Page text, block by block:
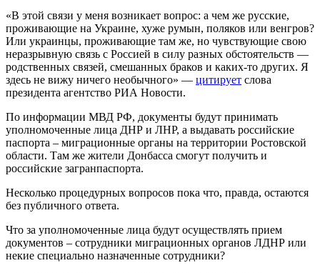
«В этой связи у меня возникает вопрос: а чем же русские,
проживающие на Украине, хуже румын, поляков или венгров?
Или украинцы, проживающие там же, но чувствующие свою
неразрывную связь с Россией в силу разных обстоятельств —
родственных связей, смешанных браков и каких-то других. Я
здесь не вижу ничего необычного» — цитирует слова
президента агентство РИА Новости.
По информации МВД РФ, документы будут принимать
уполномоченные лица ДНР и ЛНР, а выдавать российские
паспорта – миграционные органы на территории Ростовской
области. Там же жители Донбасса смогут получить и
российские загранпаспорта.
Несколько процедурных вопросов пока что, правда, остаются
без публичного ответа.
Что за уполномоченные лица будут осуществлять прием
документов – сотрудники миграционных органов ЛДНР или
некие специально назначенные сотрудники?